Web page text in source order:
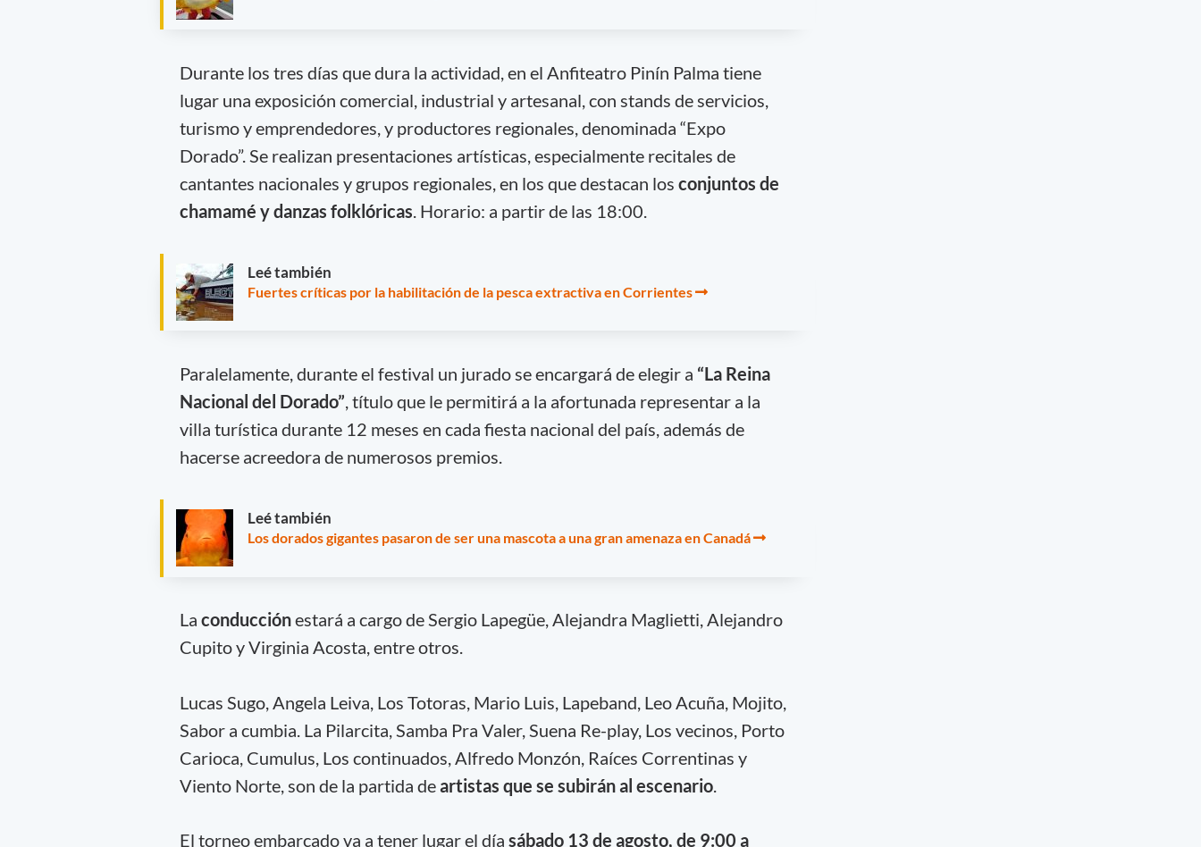
Durante los tres días que dura la actividad, en el Anfiteatro Pinín Palma tiene
lugar una exposición comercial, industrial y artesanal, con stands de servicios,
turismo y emprendedores, y productores regionales, denominada “Expo
Dorado”. Se realizan presentaciones artísticas, especialmente recitales de
cantantes nacionales y grupos regionales, en los que destacan los conjuntos de
chamamé y danzas folklóricas . Horario: a partir de las 18:00.
Leé también
Fuertes críticas por la habilitación de la pesca extractiva en Corrientes
Paralelamente, durante el festival un jurado se encargará de elegir a “La Reina
Nacional del Dorado” , título que le permitirá a la afortunada representar a la
villa turística durante 12 meses en cada fiesta nacional del país, además de
hacerse acreedora de numerosos premios.
Leé también
Los dorados gigantes pasaron de ser una mascota a una gran amenaza en Canadá
La conducciónestará a cargo de Sergio Lapegüe, Alejandra Maglietti, Alejandro
Cupito y Virginia Acosta, entre otros.
Lucas Sugo, Angela Leiva, Los Totoras, Mario Luis, Lapeband, Leo Acuña, Mojito,
Sabor a cumbia. La Pilarcita, Samba Pra Valer, Suena Re-play, Los vecinos, Porto
Carioca, Cumulus, Los continuados, Alfredo Monzón, Raíces Correntinas y
Viento Norte, son de la partida deartistas que se subirán al escenario.
El torneo embarcado va a tener lugar el día sábado 13 de agosto, de 9:00 a